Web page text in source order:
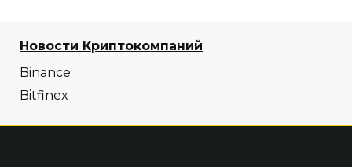
Новости Криптокомпаний
Binance
Bitfinex